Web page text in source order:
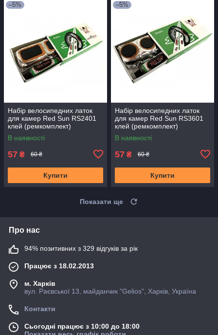
–5%
Набір велосипедних латок
для камер Red Sun RS2401
клей (ремкомплект)
В наявності
57 ₴ 60 ₴
Купити
–5%
Набір велосипедних латок
для камер Red Sun RS3601
клей (ремкомплект)
В наявності
57 ₴ 60 ₴
Купити
Показати ще
Про нас
94% позитивних з 329 відгуків за рік
Працює з 18.02.2013
м. Харків
вул. Раєвської 13, майданчик "Gelios", Харків, Україна
Контакти
Сьогодні працює з 10:00 до 18:00